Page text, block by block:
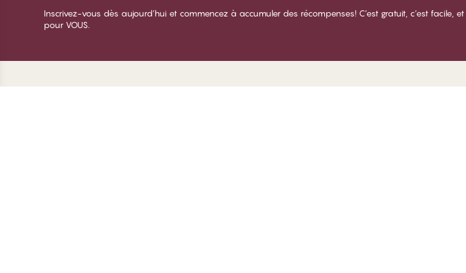
Inscrivez-vous dès aujourd’hui et commencez à accumuler des récompenses! C’est gratuit, c’est facile,
pour VOUS.